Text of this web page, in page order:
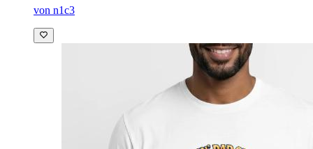
von n1c3